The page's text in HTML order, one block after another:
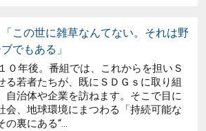
「この世に雑草なんてない。それは野
でもある」
０年後。番組では、これからを担いＳ
る若者たちが、既にＳＤＧｓに取り組
自治体や企業を訪ねます。そこで目に
会、地球環境にまつわる「持続可能な
裏にある“...